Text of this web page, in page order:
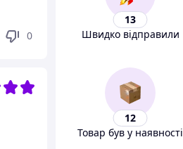
0
13
Швидко відправили
12
Товар був у наявності